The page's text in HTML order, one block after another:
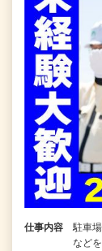
仕事内容
駐車
など